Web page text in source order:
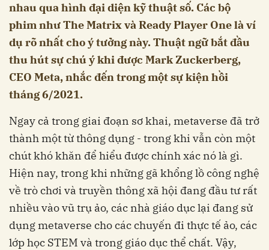
nhau qua hình đại diện kỹ thuật số. Các bộ
phim như The Matrix và Ready Player One là ví
dụ rõ nhất cho ý tưởng này. Thuật ngữ bắt đầu
thu hút sự chú ý khi được Mark Zuckerberg,
CEO Meta, nhắc đến trong một sự kiện hồi
tháng 6/2021.
Ngay cả trong giai đoạn sơ khai, metaverse đã trở
thành một từ thông dụng - trong khi vẫn còn một
chút khó khăn để hiểu được chính xác nó là gì.
Hiện nay, trong khi những gã khổng lồ công nghệ
về trò chơi và truyền thông xã hội đang đầu tư rất
nhiều vào vũ trụ ảo, các nhà giáo dục lại đang sử
dụng metaverse cho các chuyến đi thực tế ảo, các
lớp học STEM và trong giáo dục thể chất. Vậy,